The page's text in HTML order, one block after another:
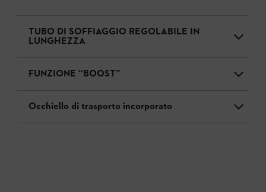
TUBO DI SOFFIAGGIO REGOLABILE IN
LUNGHEZZA
FUNZIONE “BOOST”
Occhiello di trasporto incorporato